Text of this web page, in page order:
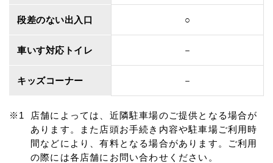
段差のない出入口 ○
車いす対応トイレ －
キッズコーナー －
店舗によっては、近隣駐車場のご提供となる場合が
あります。また店頭お手続き内容や駐車場ご利用時
間などにより、有料となる場合があります。ご利用
の際には各店舗にお問い合わせください。